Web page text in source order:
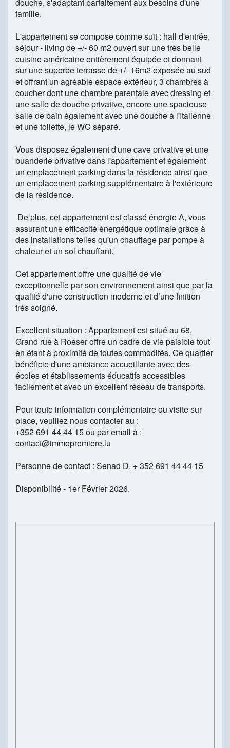
famille.
L'appartement se compose comme suit : hall d'entrée,
séjour - living de +/- 60 m2 ouvert sur une très belle
cuisine américaine entièrement équipée et donnant
sur une superbe terrasse de +/- 16m2 exposée au sud
et offrant un agréable espace extérieur, 3 chambres à
coucher dont une chambre parentale avec dressing et
une salle de douche privative, encore une spacieuse
salle de bain également avec une douche à l'Italienne
et une toilette, le WC séparé.
Vous disposez également d'une cave privative et une
buanderie privative dans l'appartement et également
un emplacement parking dans la résidence ainsi que
un emplacement parking supplémentaire à l'extérieure
de la résidence.
De plus, cet appartement est classé énergie A, vous
assurant une efficacité énergétique optimale grâce à
des installations telles qu'un chauffage par pompe à
chaleur et un sol chauffant.
Cet appartement offre une qualité de vie
exceptionnelle par son environnement ainsi que par la
qualité d'une construction moderne et d’une finition
très soigné.
Excellent situation : Appartement est situé au 68,
Grand rue à Roeser offre un cadre de vie paisible tout
en étant à proximité de toutes commodités. Ce quartier
bénéficie d'une ambiance accueillante avec des
écoles et établissements éducatifs accessibles
facilement et avec un excellent réseau de transports.
Pour toute information complémentaire ou visite sur
place, veuillez nous contacter au :
+352 691 44 44 15 ou par email à :
contact@immopremiere.lu
Personne de contact : Senad D. + 352 691 44 44 15
Disponibilité - 1er Février 2026.